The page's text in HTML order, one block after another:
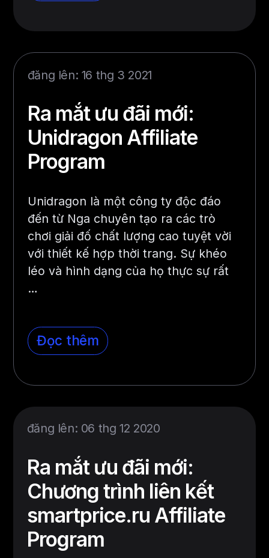
đăng lên: 16 thg 3 2021
Ra mắt ưu đãi mới:
Unidragon Affiliate
Program
Unidragon là một công ty độc đáo
đến từ Nga chuyên tạo ra các trò
chơi giải đố chất lượng cao tuyệt vời
với thiết kế hợp thời trang. Sự khéo
léo và hình dạng của họ thực sự rất
…
Đọc thêm
đăng lên: 06 thg 12 2020
Ra mắt ưu đãi mới:
Chương trình liên kết
smartprice.ru Affiliate
Program